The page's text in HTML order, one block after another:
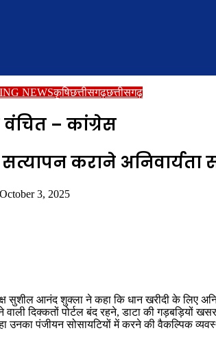
NEWSकृषिछत्तीसगढ़छत्तीसगढ़
– कांग्रेस
कराने अनिवार्यता
3, 2025
आनंद शुक्ला ने कहा कि धान खरीदी के लिए
पोर्टल बंद रहने, डाटा की गड़बड़ियों
उनका पंजीयन सोसायटियों में करने की वैकल्पिक